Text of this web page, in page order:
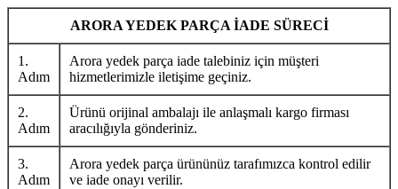
ARORA YEDEK PARÇA İADE SÜRECİ
1.
Adım
Arora yedek parça iade talebiniz için müşteri
hizmetlerimizle iletişime geçiniz.
2.
Adım
Ürünü orijinal ambalajı ile anlaşmalı kargo firması
aracılığıyla gönderiniz.
3.
Adım
Arora yedek parça ürününüz tarafımızca kontrol edilir
ve iade onayı verilir.